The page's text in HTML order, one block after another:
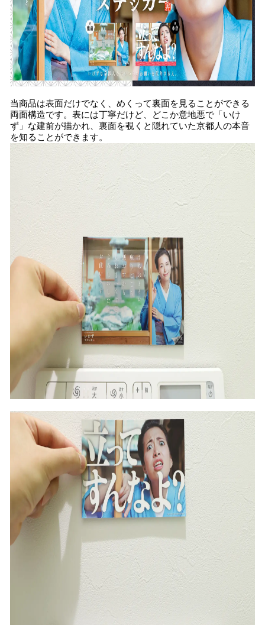
当商品は表面だけでなく、めくって裏面を見ることができる
両面構造です。表には丁寧だけど、どこか意地悪で「いけ
ず」な建前が描かれ、裏面を覗くと隠れていた京都人の本音
を知ることができます。